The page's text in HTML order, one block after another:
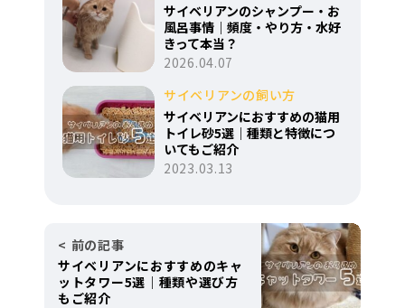
サイベリアンのシャンプー・お
風呂事情｜頻度・やり方・水好
きって本当？
2026.04.07
サイベリアンの飼い方
サイベリアンにおすすめの猫用
トイレ砂5選｜種類と特徴につ
いてもご紹介
2023.03.13
前の記事
サイベリアンにおすすめのキャ
ットタワー5選｜種類や選び方
もご紹介